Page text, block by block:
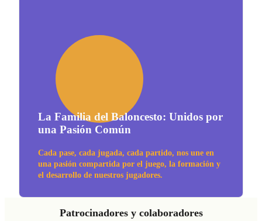
La Familia del Baloncesto: Unidos por
una Pasión Común
Cada pase, cada jugada, cada partido, nos une en
una pasión compartida por el juego, la formación y
el desarrollo de nuestros jugadores.
Patrocinadores y colaboradores